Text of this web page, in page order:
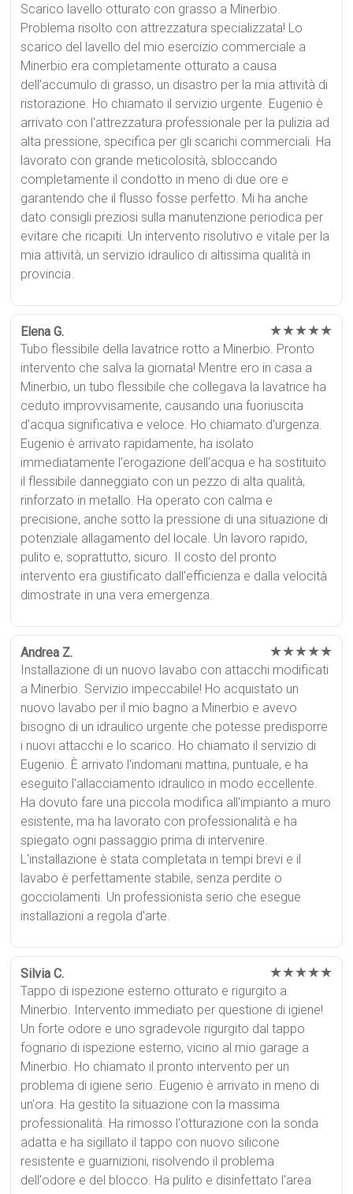
Scarico lavello otturato con grasso a Minerbio.
Problema risolto con attrezzatura specializzata! Lo
scarico del lavello del mio esercizio commerciale a
Minerbio era completamente otturato a causa
dell'accumulo di grasso, un disastro per la mia attività di
ristorazione. Ho chiamato il servizio urgente. Eugenio è
arrivato con l'attrezzatura professionale per la pulizia ad
alta pressione, specifica per gli scarichi commerciali. Ha
lavorato con grande meticolosità, sbloccando
completamente il condotto in meno di due ore e
garantendo che il flusso fosse perfetto. Mi ha anche
dato consigli preziosi sulla manutenzione periodica per
evitare che ricapiti. Un intervento risolutivo e vitale per la
mia attività, un servizio idraulico di altissima qualità in
provincia.
Elena G. ★★★★★
Tubo flessibile della lavatrice rotto a Minerbio. Pronto
intervento che salva la giornata! Mentre ero in casa a
Minerbio, un tubo flessibile che collegava la lavatrice ha
ceduto improvvisamente, causando una fuoriuscita
d'acqua significativa e veloce. Ho chiamato d'urgenza.
Eugenio è arrivato rapidamente, ha isolato
immediatamente l'erogazione dell'acqua e ha sostituito
il flessibile danneggiato con un pezzo di alta qualità,
rinforzato in metallo. Ha operato con calma e
precisione, anche sotto la pressione di una situazione di
potenziale allagamento del locale. Un lavoro rapido,
pulito e, soprattutto, sicuro. Il costo del pronto
intervento era giustificato dall'efficienza e dalla velocità
dimostrate in una vera emergenza.
Andrea Z. ★★★★★
Installazione di un nuovo lavabo con attacchi modificati
a Minerbio. Servizio impeccabile! Ho acquistato un
nuovo lavabo per il mio bagno a Minerbio e avevo
bisogno di un idraulico urgente che potesse predisporre
i nuovi attacchi e lo scarico. Ho chiamato il servizio di
Eugenio. È arrivato l'indomani mattina, puntuale, e ha
eseguito l'allacciamento idraulico in modo eccellente.
Ha dovuto fare una piccola modifica all'impianto a muro
esistente, ma ha lavorato con professionalità e ha
spiegato ogni passaggio prima di intervenire.
L'installazione è stata completata in tempi brevi e il
lavabo è perfettamente stabile, senza perdite o
gocciolamenti. Un professionista serio che esegue
installazioni a regola d'arte.
Silvia C. ★★★★★
Tappo di ispezione esterno otturato e rigurgito a
Minerbio. Intervento immediato per questione di igiene!
Un forte odore e uno sgradevole rigurgito dal tappo
fognario di ispezione esterno, vicino al mio garage a
Minerbio. Ho chiamato il pronto intervento per un
problema di igiene serio. Eugenio è arrivato in meno di
un'ora. Ha gestito la situazione con la massima
professionalità. Ha rimosso l'otturazione con la sonda
adatta e ha sigillato il tappo con nuovo silicone
resistente e guarnizioni, risolvendo il problema
dell'odore e del blocco. Ha pulito e disinfettato l'area